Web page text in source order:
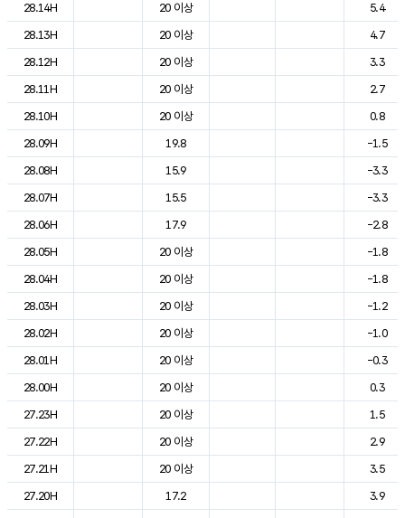
28.14H
20 이상
5.4
28.13H
20 이상
4.7
28.12H
20 이상
3.3
28.11H
20 이상
2.7
28.10H
20 이상
0.8
28.09H
19.8
-1.5
28.08H
15.9
-3.3
28.07H
15.5
-3.3
28.06H
17.9
-2.8
28.05H
20 이상
-1.8
28.04H
20 이상
-1.8
28.03H
20 이상
-1.2
28.02H
20 이상
-1.0
28.01H
20 이상
-0.3
28.00H
20 이상
0.3
27.23H
20 이상
1.5
27.22H
20 이상
2.9
27.21H
20 이상
3.5
27.20H
17.2
3.9